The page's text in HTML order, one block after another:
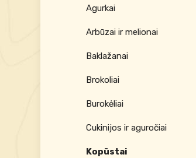
Agurkai
Arbūzai ir melionai
Baklažanai
Brokoliai
Burokėliai
Cukinijos ir aguročiai
Kopūstai